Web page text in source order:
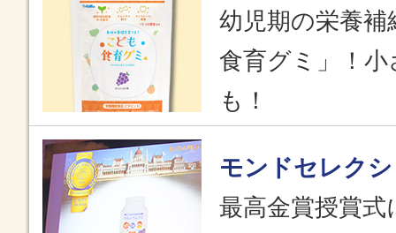
幼児期の栄養
食育グミ」！
も！
モンドセレク
最高金賞授賞